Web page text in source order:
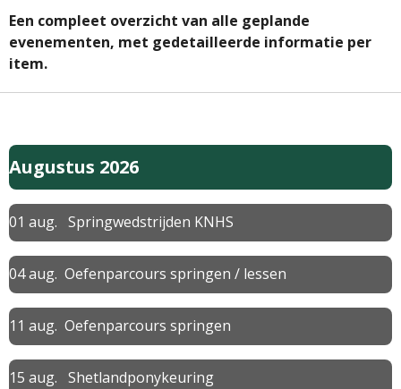
Een compleet overzicht van alle geplande
evenementen, met gedetailleerde informatie per
item.
Augustus 2026
01 aug. Springwedstrijden KNHS
04 aug. Oefenparcours springen / lessen
11 aug. Oefenparcours springen
15 aug. Shetlandponykeuring